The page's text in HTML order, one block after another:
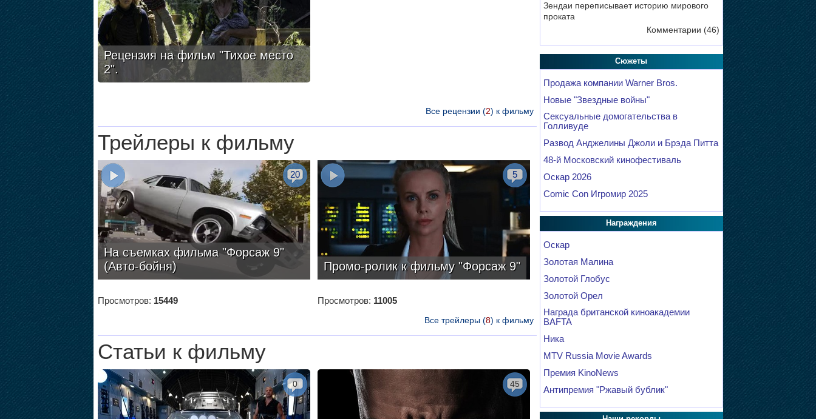
Рецензия на фильм "Тихое место
2".
Все рецензии (2) к фильму
Трейлеры к фильму
На съемках фильма "Форсаж 9"
(Авто-бойня)
20
Просмотров: 15449
Промо-ролик к фильму "Форсаж 9"
5
Просмотров: 11005
Все трейлеры (8) к фильму
Статьи к фильму
0 45
Зендаи переписывает историю мирового
проката
Комментарии (46)
Сюжеты
Продажа компании Warner Bros.
Новые "Звездные войны"
Сексуальные домогательства в
Голливуде
Развод Анджелины Джоли и Брэда Питта
48-й Московский кинофестиваль
Оскар 2026
Comic Con Игромир 2025
Награждения
Оскар
Золотая Малина
Золотой Глобус
Золотой Орел
Награда британской киноакадемии
BAFTA
Ника
MTV Russia Movie Awards
Премия KinoNews
Антипремия "Ржавый бублик"